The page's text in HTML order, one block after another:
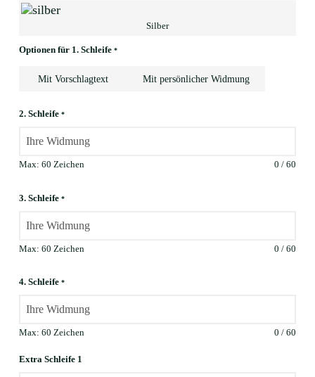
Extra Schleife 1
Silber
Optionen für 1. Schleife*
Mit Vorschlagtext Mit persönlicher Widmung
2. Schleife*
0 /60
Max: 60 Zeichen
3. Schleife*
0 /60
Max: 60 Zeichen
4. Schleife*
0 /60
Max: 60 Zeichen